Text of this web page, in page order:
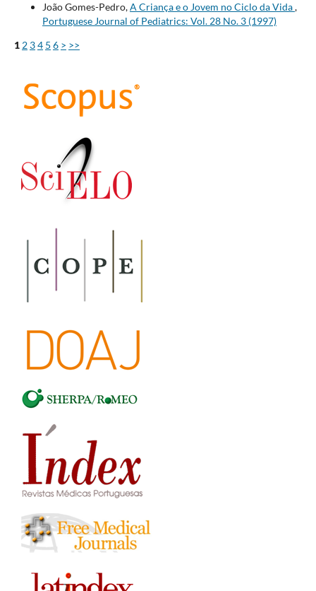
João Gomes-Pedro,A Criança e o Jovem no Ciclo da Vida,
Portuguese Journal of Pediatrics: Vol. 28 No. 3 (1997)
1 2 34 5 6 > >>